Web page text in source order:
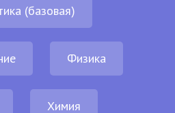
(базовая)
Физика
Химия